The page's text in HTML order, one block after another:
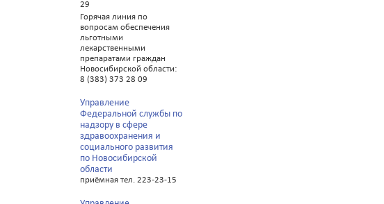
29
Горячая линия по
вопросам обеспечения
льготными
лекарственными
препаратами граждан
Новосибирской области:
8 (383) 373 28 09
Управление
Федеральной службы по
надзору в сфере
здравоохранения и
социального развития
по Новосибирской
области
приёмная тел. 223-23-15